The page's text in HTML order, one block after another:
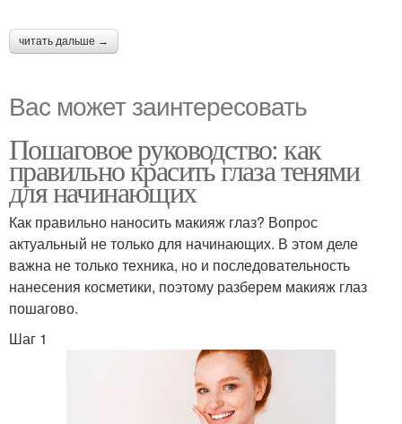
читать дальше →
Вас может заинтересовать
Пошаговое руководство: как
правильно красить глаза тенями
для начинающих
Как правильно наносить макияж глаз? Вопрос
актуальный не только для начинающих. В этом деле
важна не только техника, но и последовательность
нанесения косметики, поэтому разберем макияж глаз
пошагово.
Шаг 1